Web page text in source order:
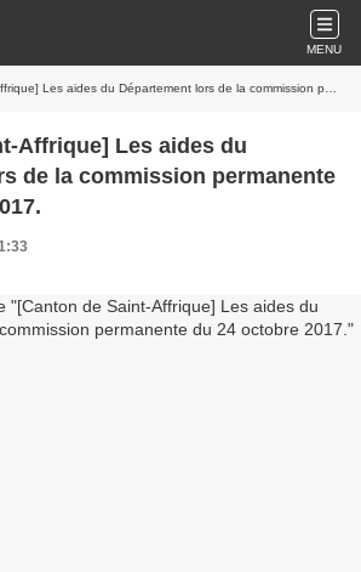
MENU
aides du Département lors de la commission permanente du 24 octobre 2017.
Affrique] Les aides du
de la commission permanente